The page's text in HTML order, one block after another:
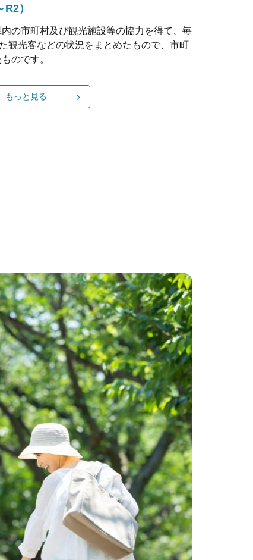
）
の市町村及び観光施設等の協力を得て、毎
観光客などの状況をまとめたもので、市町
のです。
もっと見る